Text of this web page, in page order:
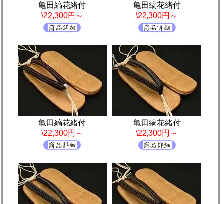
亀田縞花緒付
\22,300円～
亀田縞花緒付
\22,300円～
亀田縞花緒付
\22,300円～
亀田縞花緒付
\22,300円～